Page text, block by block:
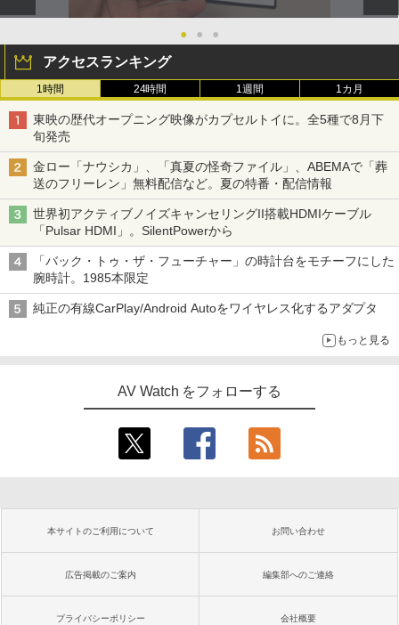
● ● ●
アクセスランキング
1時間 24時間 1週間 1カ月
東映の歴代オープニング映像がカプセルトイに。全5種で8月下
旬発売
金ロー「ナウシカ」、「真夏の怪奇ファイル」、ABEMAで「葬
送のフリーレン」無料配信など。夏の特番・配信情報
世界初アクティブノイズキャンセリングII搭載HDMIケーブル
「Pulsar HDMI」。SilentPowerから
「バック・トゥ・ザ・フューチャー」の時計台をモチーフにした
腕時計。1985本限定
純正の有線CarPlay/Android Autoをワイヤレス化するアダプタ
もっと見る
AV Watch をフォローする
本サイトのご利用について お問い合わせ
広告掲載のご案内 編集部へのご連絡
プライバシーポリシー 会社概要